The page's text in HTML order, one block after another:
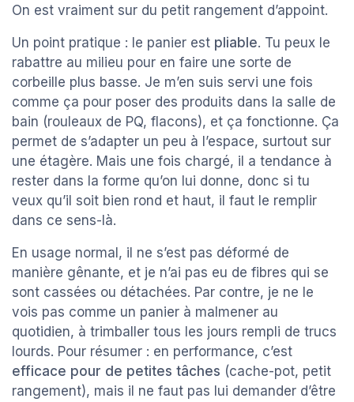
On est vraiment sur du petit rangement d’appoint.
Un point pratique : le panier est pliable. Tu peux le
rabattre au milieu pour en faire une sorte de
corbeille plus basse. Je m’en suis servi une fois
comme ça pour poser des produits dans la salle de
bain (rouleaux de PQ, flacons), et ça fonctionne. Ça
permet de s’adapter un peu à l’espace, surtout sur
une étagère. Mais une fois chargé, il a tendance à
rester dans la forme qu’on lui donne, donc si tu
veux qu’il soit bien rond et haut, il faut le remplir
dans ce sens-là.
En usage normal, il ne s’est pas déformé de
manière gênante, et je n’ai pas eu de fibres qui se
sont cassées ou détachées. Par contre, je ne le
vois pas comme un panier à malmener au
quotidien, à trimballer tous les jours rempli de trucs
lourds. Pour résumer : en performance, c’est
efficace pour de petites tâches (cache-pot, petit
rangement), mais il ne faut pas lui demander d’être